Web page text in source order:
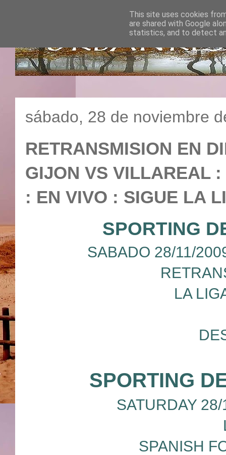
sábado, 28 de noviembre
RETRANSMISION EN
GIJON VS VILLAREAL
: EN VIVO : SIGUE LA
SPORTING
SABADO 28/11/
LA
SPORTING
SATURDAY
SPANISH
This site uses cookies
are shared with Google
statistics, and to detect